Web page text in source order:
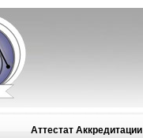
Аттестат Аккредитации